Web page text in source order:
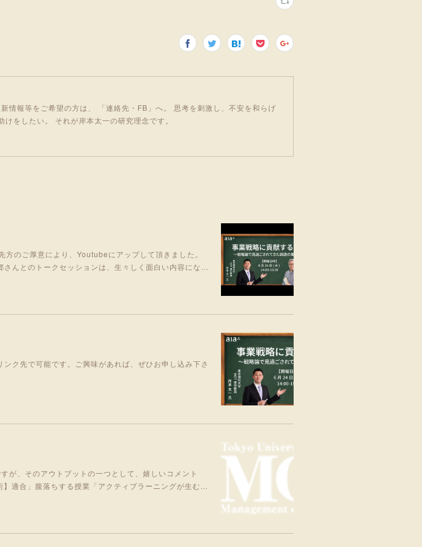
情報等をご希望の方は、 「連絡先・FB」へ。 思考を刺激し、不安を和らげ
をしたい。 それが岸本太一の研究理念です。
のご厚意により、Youtubeにアップして頂きました。
んとのトークセッションは、生々しく面白い内容にな…
ク先で可能です。ご興味があれば、ぜひお申し込み下さ
が、そのアウトプットの一つとして、嬉しいコメント
適合」腹落ちする授業「アクティブラーニングが生む…